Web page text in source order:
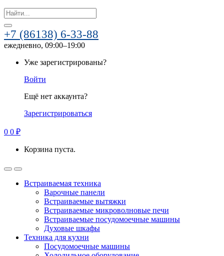
Search
for:
+7 (86138) 6-33-88
ежедневно, 09:00–19:00
Уже зарегистрированы?
Войти
Ещё нет аккаунта?
Зарегистрироваться
0 0 ₽
Корзина пуста.
Встраиваемая техника
Варочные панели
Встраиваемые вытяжки
Встраиваемые микроволновые печи
Встраиваемые посудомоечные машины
Духовые шкафы
Техника для кухни
Посудомоечные машины